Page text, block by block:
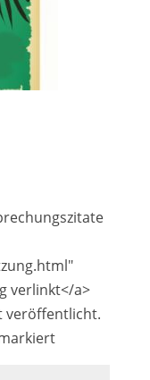
verlinkt</a>
veröffentlicht.